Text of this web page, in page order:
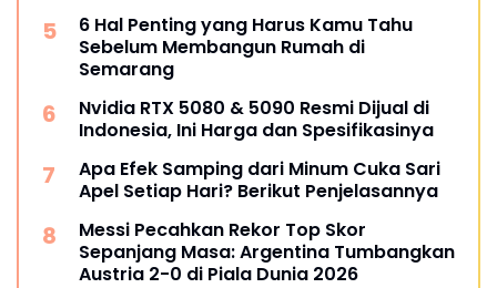
6 Hal Penting yang Harus Kamu Tahu
Sebelum Membangun Rumah di
Semarang
Nvidia RTX 5080 & 5090 Resmi Dijual di
Indonesia, Ini Harga dan Spesifikasinya
Apa Efek Samping dari Minum Cuka Sari
Apel Setiap Hari? Berikut Penjelasannya
Messi Pecahkan Rekor Top Skor
Sepanjang Masa: Argentina Tumbangkan
Austria 2-0 di Piala Dunia 2026